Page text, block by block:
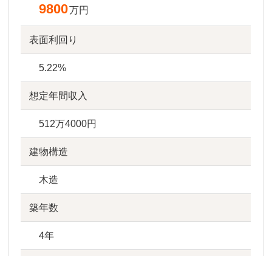
9800万円
表面利回り
5.22%
想定年間収入
512万4000円
建物構造
木造
築年数
4年